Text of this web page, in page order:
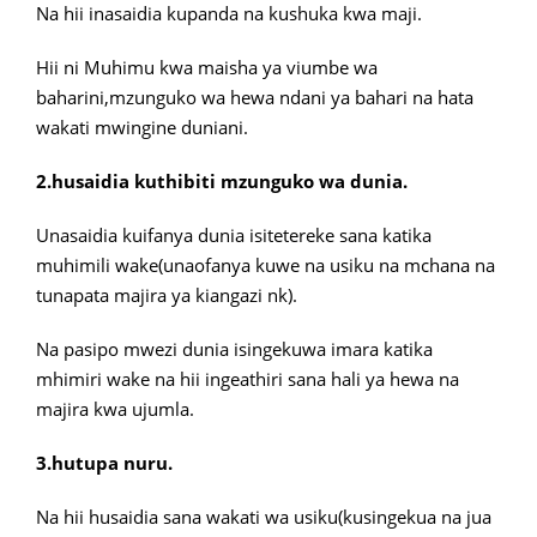
Na hii inasaidia kupanda na kushuka kwa maji.
Hii ni Muhimu kwa maisha ya viumbe wa
baharini,mzunguko wa hewa ndani ya bahari na hata
wakati mwingine duniani.
2.husaidia kuthibiti mzunguko wa dunia.
Unasaidia kuifanya dunia isitetereke sana katika
muhimili wake(unaofanya kuwe na usiku na mchana na
tunapata majira ya kiangazi nk).
Na pasipo mwezi dunia isingekuwa imara katika
mhimiri wake na hii ingeathiri sana hali ya hewa na
majira kwa ujumla.
3.hutupa nuru.
Na hii husaidia sana wakati wa usiku(kusingekua na jua